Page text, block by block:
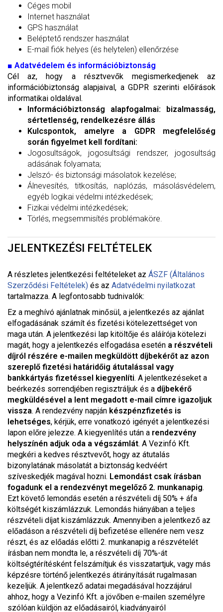
Céges mobil
Internet használat
GPS használat
Beléptető rendszer használat
E-mail fiók helyes (és helytelen) ellenőrzése
■ Adatvédelem és információbiztonság
Cél az, hogy a résztvevők megismerkedjenek az
információbiztonság alapjaival, a GDPR szerinti előírások
informatikai oldalával.
Információbiztonság alapfogalmai: bizalmasság,
sértetlenség, rendelkezésre állás
Kulcspontok, amelyre a GDPR megfelelőség
során figyelmet kell fordítani:
Jogosultságok, jogosultsági rendszer, jogosultság
adásának folyamata;
Jelszó- és biztonsági másolatok kezelése;
Álnevesítés, titkosítás, naplózás, másolásvédelem,
egyéb logikai védelmi intézkedések;
Fizikai védelmi intézkedések;
Törlés, megsemmisítés problémaköre.
JELENTKEZÉSI FELTÉTELEK
A részletes jelentkezési feltételeket az ÁSZF (Általános
Szerződési Feltételek) és az Adatvédelmi nyilatkozat
tartalmazza. A legfontosabb tudnivalók:
Ez a meghívó ajánlatnak minősül, a jelentkezés az ajánlat
elfogadásának számít és fizetési kötelezettséget von
maga után. A jelentkezési lap kitöltője és aláírója kötelezi
magát, hogy a jelentkezés elfogadása esetén a részvételi
díjról részére e-mailen megküldött díjbekérőt az azon
szereplő fizetési határidőig átutalással vagy
bankkártyás fizetéssel kiegyenlíti. A jelentkezéseket a
beérkezés sorrendjében regisztráljuk és a díjbekérő
megküldésével a lent megadott e-mail címre igazoljuk
vissza. A rendezvény napján készpénzfizetés is
lehetséges, kérjük, erre vonatkozó igényét a jelentkezési
lapon előre jelezze. A kiegyenlítés után a rendezvény
helyszínén adjuk oda a végszámlát. A Vezinfó Kft.
megkéri a kedves résztvevőt, hogy az átutalás
bizonylatának másolatát a biztonság kedvéért
szíveskedjék magával hozni. Lemondást csak írásban
fogadunk el a rendezvényt megelőző 2. munkanapig.
Ezt követő lemondás esetén a részvételi díj 50% + áfa
költségét kiszámlázzuk. Lemondás hiányában a teljes
részvételi díjat kiszámlázzuk. Amennyiben a jelentkező az
előadáson a részvételi díj befizetése ellenére nem vesz
részt, és az előadás előtti 2. munkanapig a részvételét
írásban nem mondta le, a részvételi díj 70%-át
költségtérítésként felszámítjuk és visszatartjuk, vagy más
képzésre történő jelentkezés átirányítását rugalmasan
kezeljük. A jelentkező adatai megadásával hozzájárul
ahhoz, hogy a Vezinfó Kft. a jövőben e-mailen személyre
szólóan küldjön az előadásairól, kiadványairól